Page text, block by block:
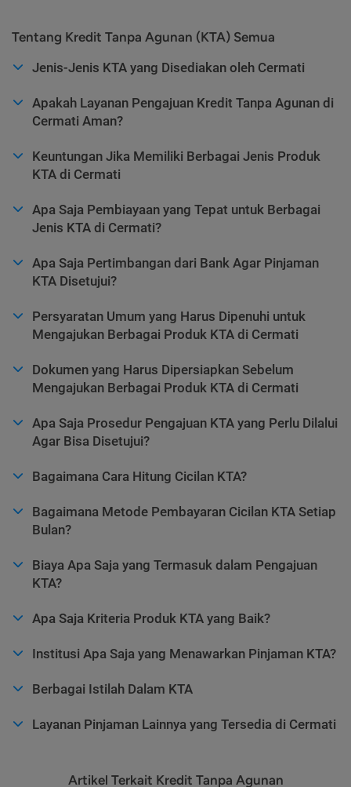
Tentang Kredit Tanpa Agunan (KTA) Semua
Jenis-Jenis KTA yang Disediakan oleh Cermati
Apakah Layanan Pengajuan Kredit Tanpa Agunan di
Cermati Aman?
Keuntungan Jika Memiliki Berbagai Jenis Produk
KTA di Cermati
Apa Saja Pembiayaan yang Tepat untuk Berbagai
Jenis KTA di Cermati?
Apa Saja Pertimbangan dari Bank Agar Pinjaman
KTA Disetujui?
Persyaratan Umum yang Harus Dipenuhi untuk
Mengajukan Berbagai Produk KTA di Cermati
Dokumen yang Harus Dipersiapkan Sebelum
Mengajukan Berbagai Produk KTA di Cermati
Apa Saja Prosedur Pengajuan KTA yang Perlu Dilalui
Agar Bisa Disetujui?
Bagaimana Cara Hitung Cicilan KTA?
Bagaimana Metode Pembayaran Cicilan KTA Setiap
Bulan?
Biaya Apa Saja yang Termasuk dalam Pengajuan
KTA?
Apa Saja Kriteria Produk KTA yang Baik?
Institusi Apa Saja yang Menawarkan Pinjaman KTA?
Berbagai Istilah Dalam KTA
Layanan Pinjaman Lainnya yang Tersedia di Cermati
Artikel Terkait Kredit Tanpa Agunan